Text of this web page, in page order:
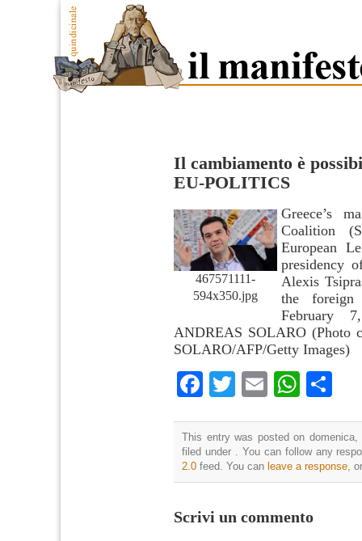
Il cambiamento è
EU-POLITICS
467571111-
594x350.jpg
Greece’s
Coalition
European
presidency
Alexis
the
February
ANDREAS SOLARO (Photo
SOLARO/AFP/Getty Images)
Facebook
TwitterEmail
This entry was posted on
filed under . You can follow any
2.0 feed. You can leave a response,
Scrivi un commento